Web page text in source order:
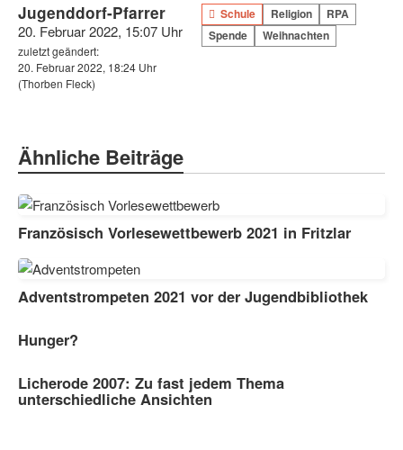
Jugenddorf-Pfarrer
20. Februar 2022, 15:07 Uhr
zuletzt geändert:
20. Februar 2022, 18:24 Uhr
(Thorben Fleck)
Schule Religion
RPA
Spende
Weihnachten
Ähnliche Beiträge
Französisch Vorlesewettbewerb 2021 in Fritzlar
Adventstrompeten 2021 vor der Jugendbibliothek
Hunger?
Licherode 2007: Zu fast jedem Thema
unterschiedliche Ansichten